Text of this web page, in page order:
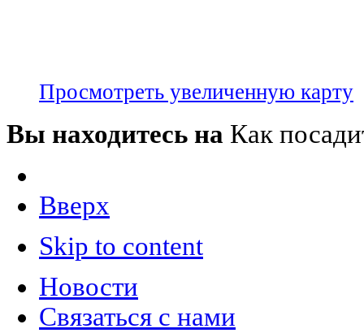
Просмотреть увеличенную карту
Вы находитесь на Как
Вверх
Skip to content
Новости
Связаться с нами